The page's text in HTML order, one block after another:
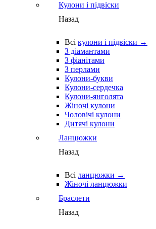
Кулони і підвіски
Назад
Всі кулони і підвіски →
З діамантами
З фіанітами
З перлами
Кулони-букви
Кулони-сердечка
Кулони-янголята
Жіночі кулони
Чоловічі кулони
Дитячі кулони
Ланцюжки
Назад
Всі ланцюжки →
Жіночі ланцюжки
Браслети
Назад